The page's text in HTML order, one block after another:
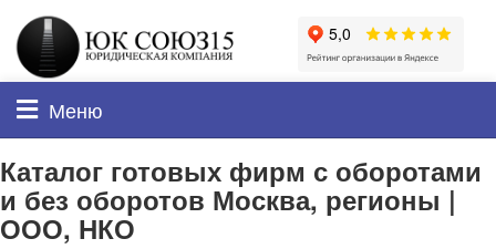
Меню
Каталог готовых фирм с оборотами
и без оборотов Москва, регионы |
ООО, НКО